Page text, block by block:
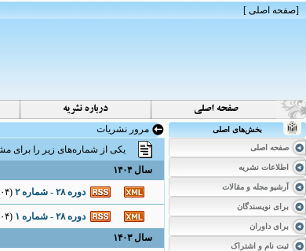
[صفحه اصلی ]
بخش‌های اصلی
صفحه اصلی
اطلاعات نشریه
آرشیو مجله و مقالات
برای نویسندگان
برای داوران
ثبت نام و اشتراک
مرور نشریات
یکی از شماره‌های زیر را برای
سال ۱۴۰۴
دوره ۲۸ - شماره ۲
(۶-۱۴۰۴
دوره ۲۸ - شماره ۱ (۱-۱۴۰۴
سال ۱۴۰۳